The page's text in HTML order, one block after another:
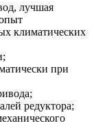
лучшая
климатических
при
редуктора;